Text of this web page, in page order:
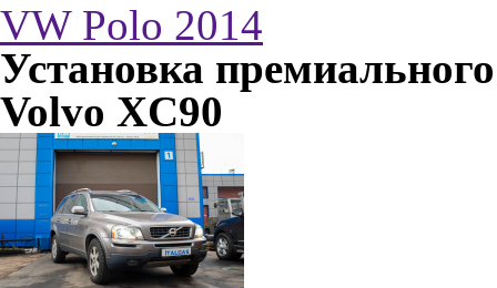
VW Polo 2014
Установка
Volvo XC90